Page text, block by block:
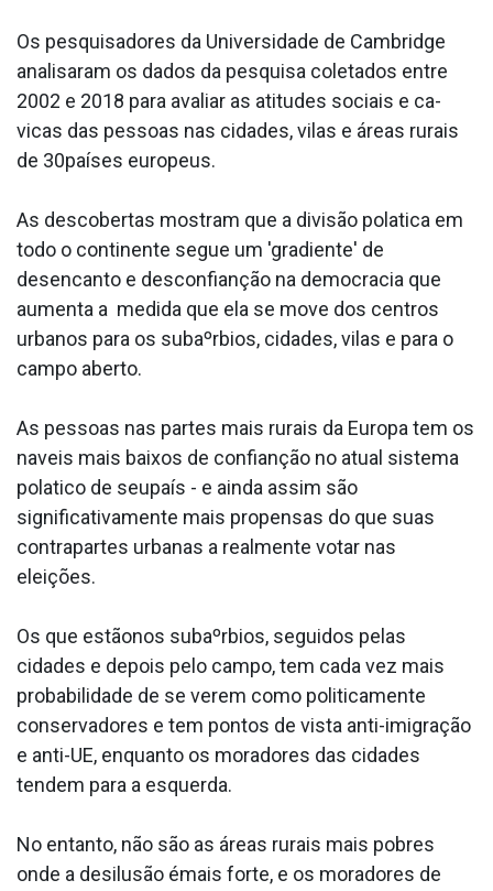
Os pesquisadores da Universidade de Cambridge
analisaram os dados da pesquisa coletados entre
2002 e 2018 para avaliar as atitudes sociais e ca­
vicas das pessoas nas cidades, vilas e áreas rurais
de 30países europeus.
As descobertas mostram que a divisão pola­tica em
todo o continente segue um 'gradiente' de
desencanto e desconfianção na democracia que
aumenta a medida que ela se move dos centros
urbanos para os subaºrbios, cidades, vilas e para o
campo aberto.
As pessoas nas partes mais rurais da Europa tem os
na­veis mais baixos de confianção no atual sistema
pola­tico de seupaís - e ainda assim são
significativamente mais propensas do que suas
contrapartes urbanas a realmente votar nas
eleições.
Os que estãonos subaºrbios, seguidos pelas
cidades e depois pelo campo, tem cada vez mais
probabilidade de se verem como politicamente
conservadores e tem pontos de vista anti-imigração
e anti-UE, enquanto os moradores das cidades
tendem para a esquerda.
No entanto, não são as áreas rurais mais pobres
onde a desilusão émais forte, e os moradores de